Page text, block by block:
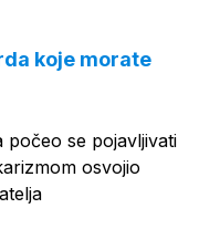
koje morate
počeo se pojavljivati
osvojio